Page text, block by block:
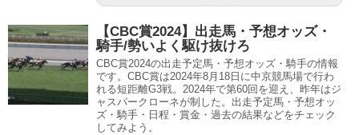
【CBC賞2024】出走馬・予想オッズ・
騎手/勢いよく駆け抜けろ
CBC賞2024の出走予定馬・予想オッズ・騎手の情報
です。CBC賞は2024年8月18日に中京競馬場で行わ
れる短距離G3戦。2024年で第60回を迎え、昨年はジ
ャスパークローネが制した。出走予定馬・予想オッ
ズ・騎手・日程・賞金・過去の結果などをチェック
してみよう。